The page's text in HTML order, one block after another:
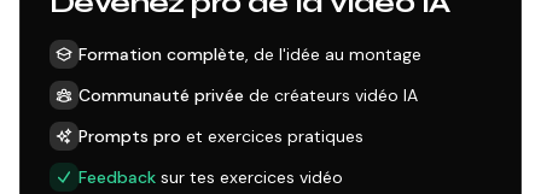
Formation complète, de l'idée au montage
Communauté privée de créateurs vidéo IA
Prompts pro et exercices pratiques
Feedback sur tes exercices vidéo